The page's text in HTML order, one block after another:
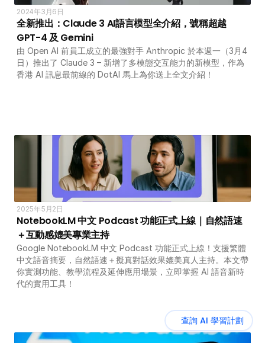
2024年3月6日
全新推出：Claude 3 AI語言模型全介紹，號稱超越
GPT-4 及 Gemini
由 Open AI 前員工成立的最強對手 Anthropic 於本週一（3月4
日）推出了 Claude 3 – 新增了多模態交互能力的新模型，作為
香港 AI 訊息最前線的 DotAI 馬上為你送上全文介紹！
2025年5月2日
NotebookLM 中文 Podcast 功能正式上線｜自然語速
＋互動感媲美專業主持
Google NotebookLM 中文 Podcast 功能正式上線！支援繁體
中文語音摘要，自然語速＋擬真對話效果媲美真人主持。本文帶
你實測功能、教學流程及延伸應用場景，立即掌握 AI 語音新時
代的實用工具！
查詢 AI 學習計劃